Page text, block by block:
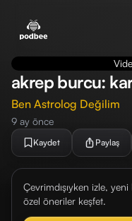
menu
akrep burcu:
Ben Astrolog Değilim
9 ay önce
Kaydet Paylaş
Çevrimdışıyken izle,
özel öneriler keşfet.